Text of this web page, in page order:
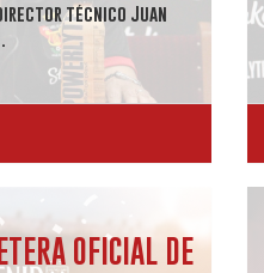
técnico Juan
OFICIAL DE